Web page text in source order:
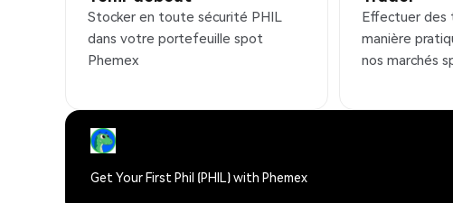
Stocker en toute sécurité PHIL
dans votre portefeuille spot
Phemex
Effectuer des
manière
nos marchés
Get Your First Phil (PHIL) with Phemex